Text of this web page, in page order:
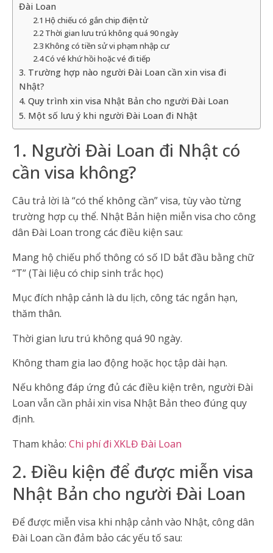
Đài Loan
2.1 Hộ chiếu có gắn chip điện tử
2.2 Thời gian lưu trú không quá 90 ngày
2.3 Không có tiền sử vi phạm nhập cư
2.4 Có vé khứ hồi hoặc vé đi tiếp
3. Trường hợp nào người Đài Loan cần xin visa đi
Nhật?
4. Quy trình xin visa Nhật Bản cho người Đài Loan
5. Một số lưu ý khi người Đài Loan đi Nhật
1. Người Đài Loan đi Nhật có
cần visa không?
Câu trả lời là “có thể không cần” visa, tùy vào từng
trường hợp cụ thể. Nhật Bản hiện miễn visa cho công
dân Đài Loan trong các điều kiện sau:
Mang hộ chiếu phổ thông có số ID bắt đầu bằng chữ
“T” (Tài liệu có chip sinh trắc học)
Mục đích nhập cảnh là du lịch, công tác ngắn hạn,
thăm thân.
Thời gian lưu trú không quá 90 ngày.
Không tham gia lao động hoặc học tập dài hạn.
Nếu không đáp ứng đủ các điều kiện trên, người Đài
Loan vẫn cần phải xin visa Nhật Bản theo đúng quy
định.
Tham khảo: Chi phí đi XKLĐ Đài Loan
2. Điều kiện để được miễn visa
Nhật Bản cho người Đài Loan
Để được miễn visa khi nhập cảnh vào Nhật, công dân
Đài Loan cần đảm bảo các yếu tố sau: